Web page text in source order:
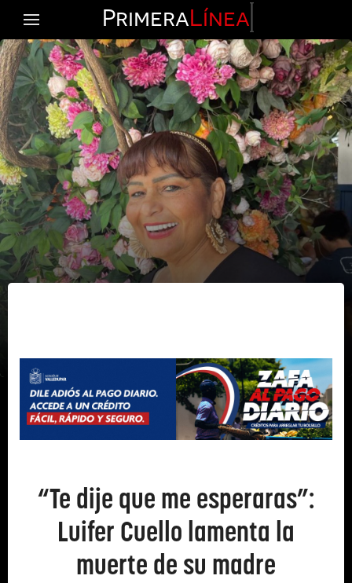
PrimeraLínea
“Te dije que me esperaras”:
Luifer Cuello lamenta la
muerte de su madre